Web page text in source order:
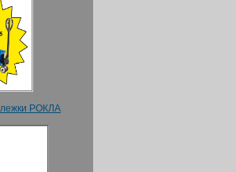
РОКЛА